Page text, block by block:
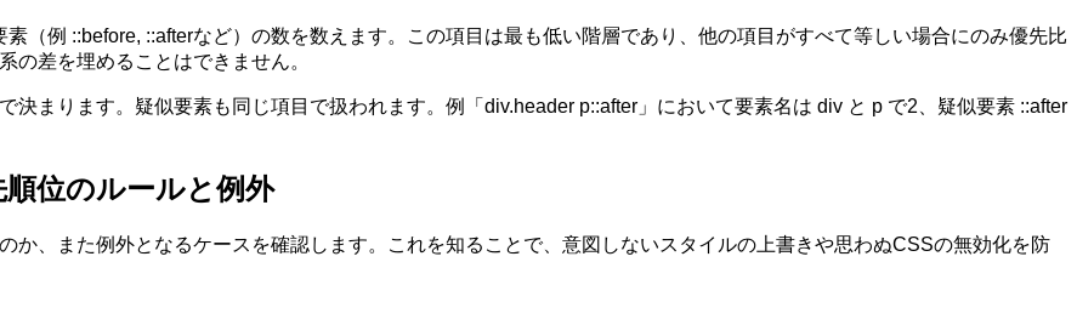
（例 ::before, ::afterなど）の数を数えます。この項目は最も低い階層であり、他の項目がすべて等しい場合にのみ優先比
の差を埋めることはできません。
まります。疑似要素も同じ項目で扱われます。例「div.header p::after」において要素名は div と p で2、疑似要素 ::after
位のルールと例外
か、また例外となるケースを確認します。これを知ることで、意図しないスタイルの上書きや思わぬCSSの無効化を防